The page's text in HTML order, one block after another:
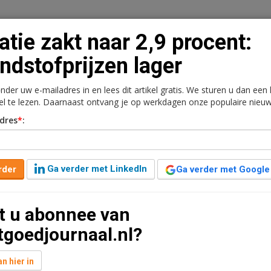
Vacaturebank Contact Abonnementen
Brandstofprijzen
geleden aangepast 1 minuut leestijd
2,9 procent duurder dan een jaar eerder. In
zakt naar 2,9 procent:
lager
uw e-mailadres in en lees dit artikel gratis. We sturen u dan een
te lezen. Daarnaast ontvang je op werkdagen onze populaire
*:
Ga verder met LinkedIn Ga verder met Google
u abonnee van
hier in